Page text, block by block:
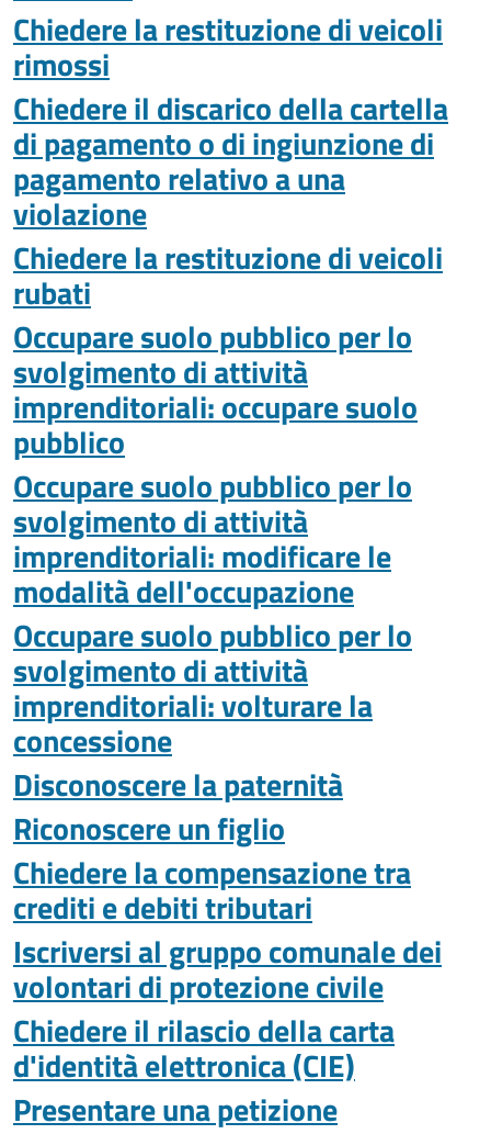
Chiedere la restituzione di veicoli
rimossi
Chiedere il discarico della cartella
di pagamento o di ingiunzione di
pagamento relativo a una
violazione
Chiedere la restituzione di veicoli
rubati
Occupare suolo pubblico per lo
svolgimento di attività
imprenditoriali: occupare suolo
pubblico
Occupare suolo pubblico per lo
svolgimento di attività
imprenditoriali: modificare le
modalità dell'occupazione
Occupare suolo pubblico per lo
svolgimento di attività
imprenditoriali: volturare la
concessione
Disconoscere la paternità
Riconoscere un figlio
Chiedere la compensazione tra
crediti e debiti tributari
Iscriversi al gruppo comunale dei
volontari di protezione civile
Chiedere il rilascio della carta
d'identità elettronica (CIE)
Presentare una petizione